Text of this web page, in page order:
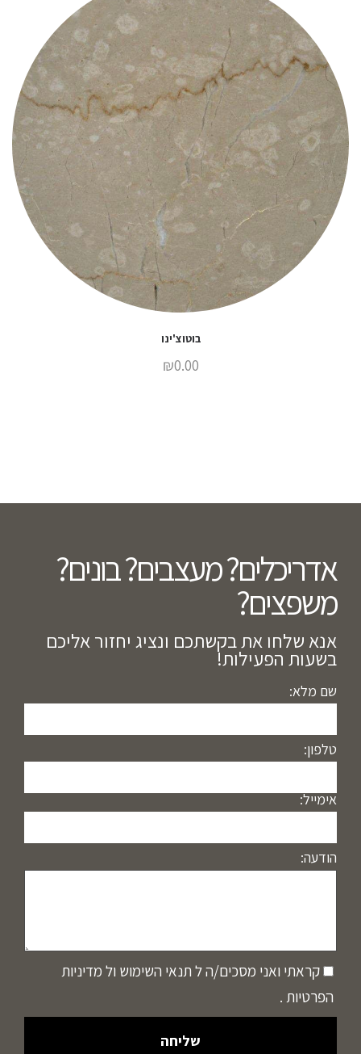
בוטוצ'ינו
₪0.00
אדריכלים? מעצבים? בונים?
משפצים?​
אנא שלחו את בקשתכם ונציג יחזור אליכם
בשעות הפעילות!
שם מלא:
טלפון:
אימייל:
הודעה:
קראתי ואני מסכים/ה ל תנאי השימוש ול מדיניות
הפרטיות .